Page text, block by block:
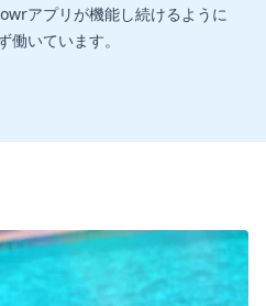
アプリが機能し続けるように
働いています。